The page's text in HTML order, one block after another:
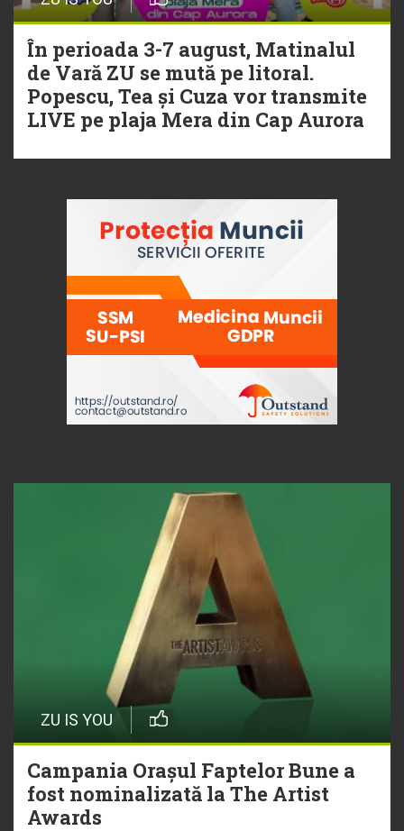
În perioada 3-7 august, Matinalul
de Vară ZU se mută pe litoral.
Popescu, Tea și Cuza vor transmite
LIVE pe plaja Mera din Cap Aurora
ZU IS YOU
Campania Orașul Faptelor Bune a
fost nominalizată la The Artist
Awards